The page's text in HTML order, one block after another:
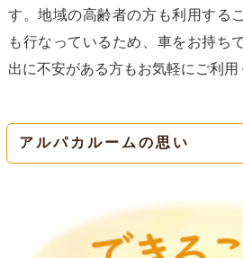
す。地域の高齢者の方も利用する
も行なっているため、車をお持ち
出に不安がある方もお気軽にご利用
アルパカルームの思い